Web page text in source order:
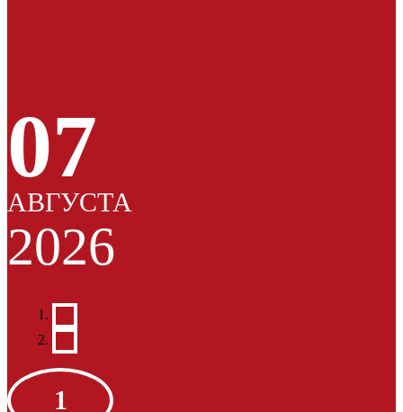
07
АВГУСТА
2026
1